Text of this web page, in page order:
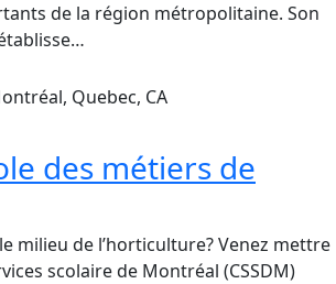
de la région métropolitaine. Son
Quebec, CA
des métiers de
milieu de l’horticulture? Venez mettre
scolaire de Montréal (CSSDM)